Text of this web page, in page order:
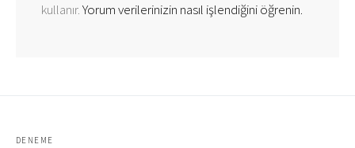
kullanır.Yorum verilerinizin nasıl işlendiğini öğrenin.
DENEME